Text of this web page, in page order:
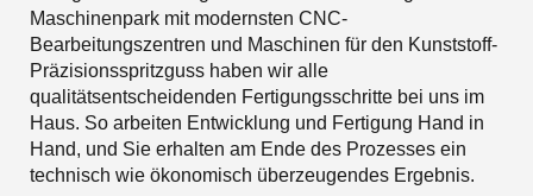
Maschinenpark mit modernsten CNC-
Bearbeitungszentren und Maschinen für den Kunststoff-
Präzisionsspritzguss haben wir alle
qualitätsentscheidenden Fertigungsschritte bei uns im
Haus. So arbeiten Entwicklung und Fertigung Hand in
Hand, und Sie erhalten am Ende des Prozesses ein
technisch wie ökonomisch überzeugendes Ergebnis.